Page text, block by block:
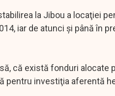
la Jibou a locaţiei
iar de atunci şi până în
că există fonduri alocate
pentru investiţia aferentă